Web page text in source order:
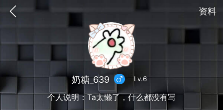
资料
奶糖_639 Lv.6
个人说明：Ta太懒了，什么都没有写